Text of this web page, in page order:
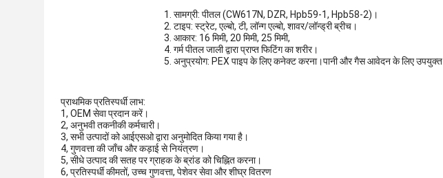
1. सामग्री: पीतल (CW617N, DZR, Hpb59-1, Hpb58-2)।
2. टाइप: स्ट्रेट, एल्बो, टी, लॉन्ग एल्बो, शावर/लॉन्ड्री ब्रीच।
3. आकार: 16 मिमी, 20 मिमी, 25 मिमी,
4. गर्म पीतल जाली द्वारा प्राप्त फिटिंग का शरीर।
5. अनुप्रयोग: PEX पाइप के लिए कनेक्ट करना।पानी और गैस आवेदन के लिए उपयुक्त
प्राथमिक प्रतिस्पर्धी लाभ:
1, OEM सेवा प्रदान करें।
2, अनुभवी तकनीकी कर्मचारी।
3, सभी उत्पादों को आईएसओ द्वारा अनुमोदित किया गया है।
4, गुणवत्ता की जाँच और कड़ाई से नियंत्रण।
5, सीधे उत्पाद की सतह पर ग्राहक के ब्रांड को चिह्नित करना।
6, प्रतिस्पर्धी कीमतों, उच्च गुणवत्ता, पेशेवर सेवा और शीघ्र वितरण